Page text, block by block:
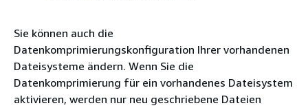
Sie können auch die
Datenkomprimierungskonfiguration Ihrer vorhandenen
Dateisysteme ändern. Wenn Sie die
Datenkomprimierung für ein vorhandenes Dateisystem
aktivieren, werden nur neu geschriebene Dateien